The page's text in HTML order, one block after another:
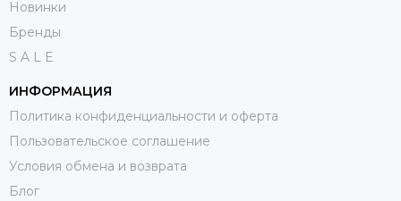
Новинки
Бренды
S A L E
ИНФОРМАЦИЯ
Политика конфиденциальности и оферта
Пользовательское соглашение
Условия обмена и возврата
Блог